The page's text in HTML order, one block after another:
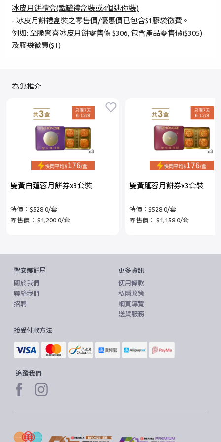
冰皮月餅禮盒(鐵罐禮盒裝或4個迷你裝)
- 冰皮月餅禮盒裝之零售價/優惠價已包含$1膠袋徵費。
例如: 至脆驚喜冰皮月餅零售價 $306, 包含產品零售價($305)
及膠袋徵費($1)
為您推介
雙黃白蓮蓉月餅券x3套裝
特價：$528.0/套
零售價： $1,200.0/套
雙黃蓮蓉月餅券x3套裝
特價：$528.0/套
零售價：$1,158.0/套
聖安娜餅屋
關於我們
聯絡我們
招聘
更多資訊
使用條款
私隱政策
網頁導覽
送貨服務
接受付款方法
追蹤我們